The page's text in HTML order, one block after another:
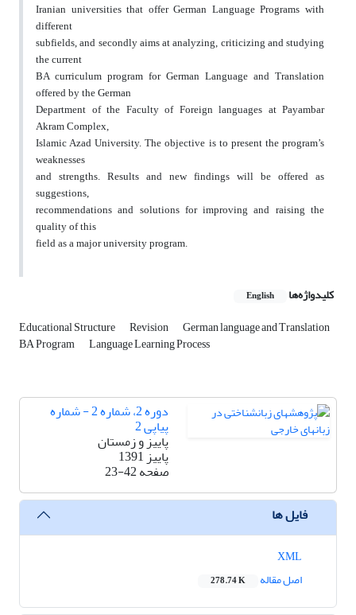
Iranian universities that offer German Language Programs with
different
subfields, and secondly aims at analyzing, criticizing and studying
the current
BA curriculum program for German Language and Translation
offered by the German
Department of the Faculty of Foreign languages at Payambar
Akram Complex,
Islamic Azad University. The objective is to present the program’s
weaknesses
and strengths. Results and new findings will be offered as
suggestions,
recommendations and solutions for improving and raising the
quality of this
field as a major university program.
کلیدواژه‌ها English
Educational Structure Revision German language and Translation
BA Program Language Learning Process
دوره 2، شماره 2 - شماره
پیاپی 2
پاییز و زمستان
پاییز 1391
صفحه23-42
فایل ها
اصل مقاله
278.74 K